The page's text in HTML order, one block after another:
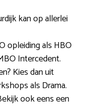
kan op allerlei
opleiding als HBO
Intercedent.
Kies dan uit
als Drama.
ook eens een